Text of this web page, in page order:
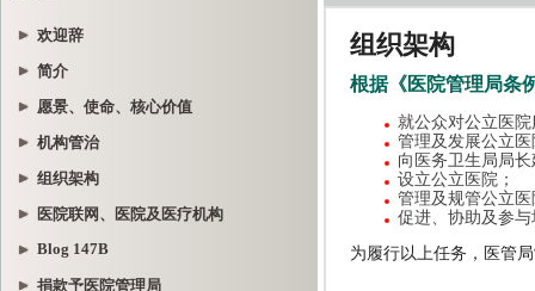
欢迎辞
简介
愿景、使命、核心价值
机构管治
组织架构
医院联网、医院及医疗机构
Blog 147B
捐款予医院管理局